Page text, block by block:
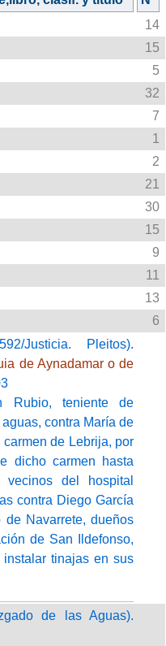
14
15
5
32
7
1
2
21
30
15
9
11
13
6
Justicia. Pleitos).
de Aynadamar o de
Rubio, teniente de
contra María de
de Lebrija, por
dicho carmen hasta
del hospital
contra Diego García
Navarrete, dueños
de San Ildefonso,
tinajas en sus
de las Aguas).